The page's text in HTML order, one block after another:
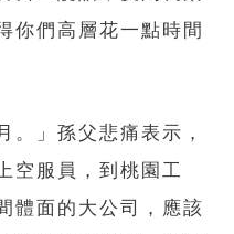
你們高層花一點時間
。」孫父悲痛表示，
空服員，到桃園工
體面的大公司，應該